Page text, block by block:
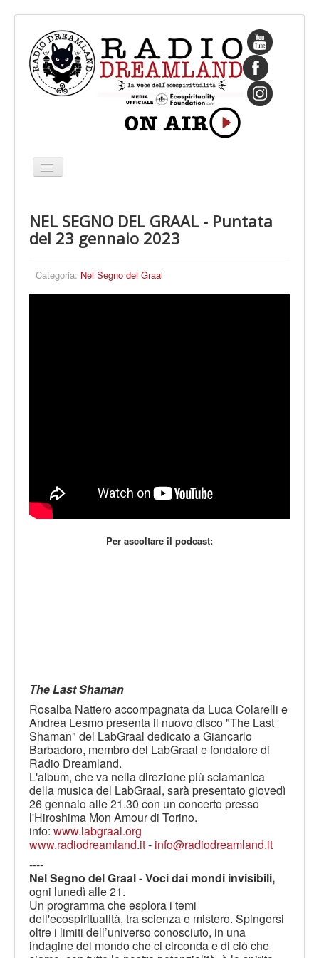
Cambia
navigazione
CHI SIAMO
IL FONDATORE
PROGRAMMI
PALINSESTO
NEL SEGNO DEL GRAAL - Puntata
del 23 gennaio 2023
Categoria: Nel Segno del Graal
Per ascoltare il podcast:
The Last Shaman
Rosalba Nattero accompagnata da Luca Colarelli e
Andrea Lesmo presenta il nuovo disco "The Last
Shaman" del LabGraal dedicato a Giancarlo
Barbadoro, membro del LabGraal e fondatore di
Radio Dreamland.
L'album, che va nella direzione più sciamanica
della musica del LabGraal, sarà presentato giovedì
26 gennaio alle 21.30 con un concerto presso
l'Hiroshima Mon Amour di Torino.
info: www.labgraal.org
www.radiodreamland.it- info@radiodreamland.it
----
Nel Segno del Graal - Voci dai mondi invisibili,
ogni lunedì alle 21.
Un programma che esplora i temi
dell'ecospiritualità, tra scienza e mistero. Spingersi
oltre i limiti dell’universo conosciuto, in una
indagine del mondo che ci circonda e di ciò che